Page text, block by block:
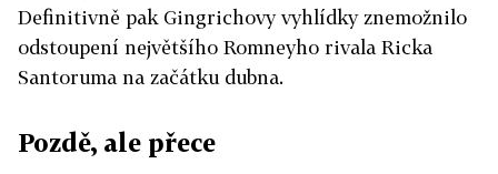
Definitivně pak Gingrichovy vyhlídky znemožnilo
odstoupení největšího Romneyho rivala Ricka
Santoruma na začátku dubna.
Pozdě, ale přece